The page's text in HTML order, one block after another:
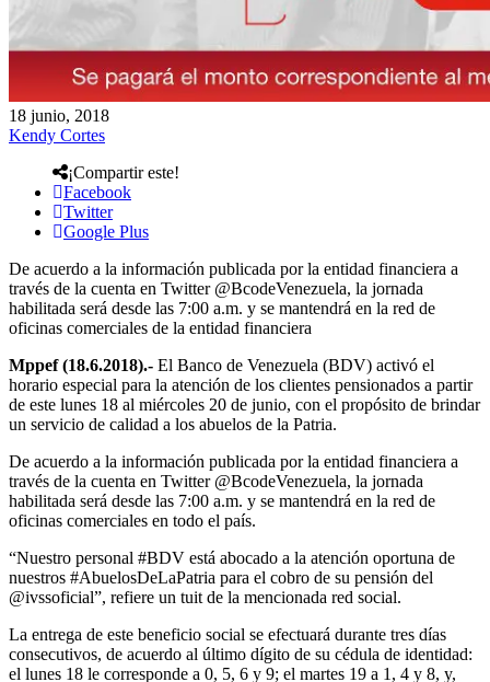
18 junio, 2018
Kendy Cortes
¡Compartir este!
Facebook
Twitter
Google Plus
De acuerdo a la información publicada por la entidad financiera a
través de la cuenta en Twitter @BcodeVenezuela, la jornada
habilitada será desde las 7:00 a.m. y se mantendrá en la red de
oficinas comerciales de la entidad financiera
Mppef (18.6.2018).- El Banco de Venezuela (BDV) activó el
horario especial para la atención de los clientes pensionados a partir
de este lunes 18 al miércoles 20 de junio, con el propósito de brindar
un servicio de calidad a los abuelos de la Patria.
De acuerdo a la información publicada por la entidad financiera a
través de la cuenta en Twitter @BcodeVenezuela, la jornada
habilitada será desde las 7:00 a.m. y se mantendrá en la red de
oficinas comerciales en todo el país.
“Nuestro personal #BDV está abocado a la atención oportuna de
nuestros #AbuelosDeLaPatria para el cobro de su pensión del
@ivssoficial”, refiere un tuit de la mencionada red social.
La entrega de este beneficio social se efectuará durante tres días
consecutivos, de acuerdo al último dígito de su cédula de identidad:
el lunes 18 le corresponde a 0, 5, 6 y 9; el martes 19 a 1, 4 y 8, y,